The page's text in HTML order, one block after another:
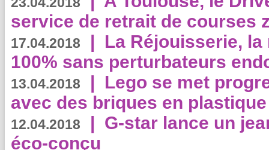
service de retrait de courses
17.04.2018 | La Réjouisserie,
100% sans perturbateurs
13.04.2018 | Lego se met
avec des briques en
12.04.2018 | G-star lance un
éco-conçu